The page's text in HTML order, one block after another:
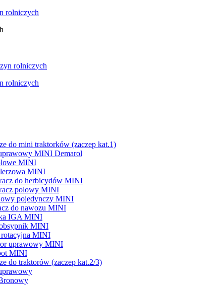
rolniczych
rolniczych
do mini traktorków (zaczep kat.1)
MINI Demarol
MINI
MINI
do herbicydów MINI
polowy MINI
pojedynczy MINI
do nawozu MINI
IGA MINI
MINI
MINI
uprawowy MINI
MINI
do traktorów (zaczep kat.2/3)